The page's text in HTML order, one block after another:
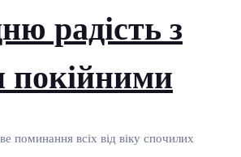
радість з
поминання всіх від віку спочилих